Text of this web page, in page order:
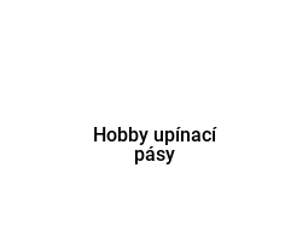
Hobby upínací
pásy